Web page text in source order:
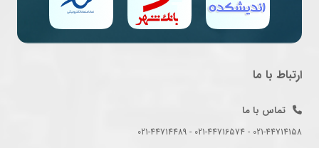
ارتباط با ما
تماس با ما
021-44714158 - 021-44716574 - 021-44714489